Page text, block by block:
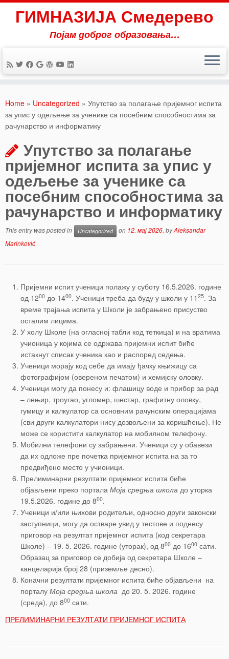
content
ГИМНАЗИЈА Смедерево
Појам доброг образовања…
Home » Uncategorized » Упутство за полагање пријемног испита
за упис у одељење за ученике са посебним способностима за
рачунарство и информатику
Упутство за полагање
пријемног испита за упис у
одељење за ученике са
посебним способностима за
рачунарство и информатику
This entry was posted in Uncategorized on 12. мај 2026. byAleksandar
Marinković
Пријемни испит ученици полажу у суботу 16.5.2026. године
од 1200 до 1400. Ученици треба да буду у школи у 11 25. За
време трајања испита у Школи је забрањено присуство
осталим лицима.
У холу Школе (на огласној табли код теткица) и на вратима
учионица у којима се одржава пријемни испит биће
истакнут списак ученика као и распоред седења.
Ученици морају код себе да имају ђачку књижицу са
фотографијом (овереном печатом) и хемијску оловку.
Ученици могу да понесу и: флашицу воде и прибор за рад
– лењир, троугао, угломер, шестар, графитну оловку,
гумицу и калкулатор са основним рачунским операцијама
(сви други калкулатори нису дозвољени за коришћење). Не
може се користити калкулатор на мобилном телефону.
Мобилни телефони су забрањени. Ученици су у обавези
да их одложе пре почетка пријемног испита на за то
предвиђено место у учионици.
Прелиминарни резултати пријемног испита биће
објављени преко портала Моја средња школа до уторка
19.5.2026. године до 800.
Ученици и/или њихови родитељи, односно други законски
заступници, могу да остваре увид у тестове и поднесу
приговор на резултат пријемног испита (код секретара
Школе) – 19. 5. 2026. године (уторак), од 800 до 1600 сати.
Образац за приговор се добија од секретара Школе –
канцеларија број 28 (приземље десно).
Коначни резултати пријемног испита биће објављени на
порталу Моја средња школа до 20. 5. 2026. године
(среда), до 800 сати.
ПРЕЛИМИНАРНИ РЕЗУЛТАТИ ПРИЈЕМНОГ ИСПИТА